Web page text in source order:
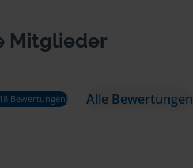
Mitglieder
Bewertungen) Alle Bewertungen